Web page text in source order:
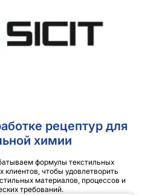
рецептур для
химии
формулы текстильных
клиентов, чтобы удовлетворить
материалов, процессов и
требований.